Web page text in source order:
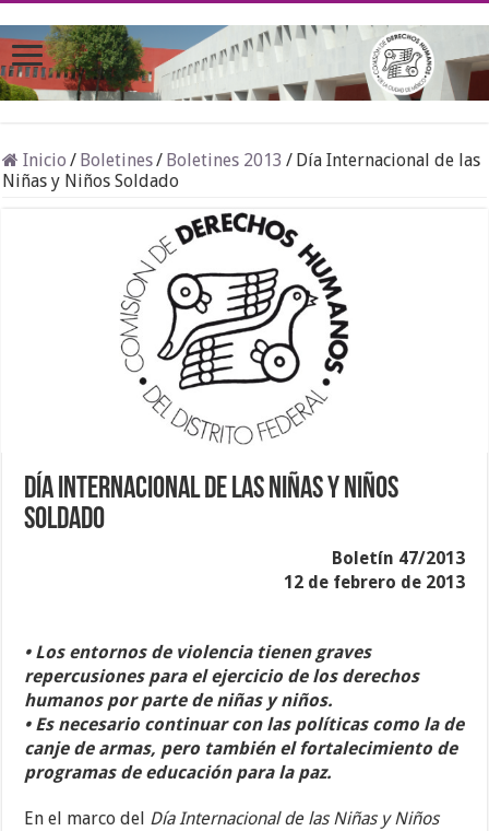
Inicio / Boletines/ Boletines 2013 / Día Internacional de las
Niñas y Niños Soldado
Día Internacional de las Niñas y Niños
Soldado
Boletín 47/2013
12 de febrero de 2013
• Los entornos de violencia tienen graves
repercusiones para el ejercicio de los derechos
humanos por parte de niñas y niños.
• Es necesario continuar con las políticas como la de
canje de armas, pero también el fortalecimiento de
programas de educación para la paz.
En el marco del Día Internacional de las Niñas y Niños